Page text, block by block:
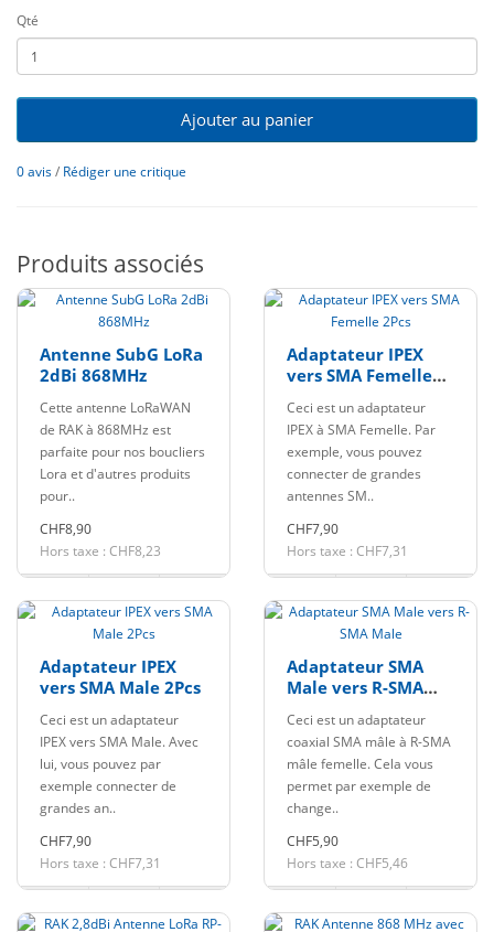
Qté
Ajouter au panier
0 avis/ Rédiger une critique
Produits associés
Antenne SubG LoRa
2dBi 868MHz
Cette antenne LoRaWAN
de RAK à 868MHz est
parfaite pour nos boucliers
Lora et d'autres produits
pour..
CHF8,90
Hors taxe : CHF8,23
Adaptateur IPEX
vers SMA Femelle
Ceci est un adaptateur
IPEX à SMA Femelle. Par
exemple, vous pouvez
connecter de grandes
antennes SM..
CHF7,90
Hors taxe : CHF7,31
Adaptateur IPEX
vers SMA Male 2Pcs
Ceci est un adaptateur
IPEX vers SMA Male. Avec
lui, vous pouvez par
exemple connecter de
grandes an..
CHF7,90
Hors taxe : CHF7,31
Adaptateur SMA
Male vers R-SMA
Ceci est un adaptateur
coaxial SMA mâle à R-SMA
mâle femelle. Cela vous
permet par exemple de
change..
CHF5,90
Hors taxe : CHF5,46